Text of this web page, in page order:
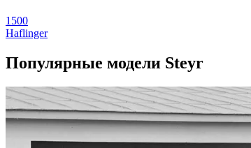
1500
Haflinger
Популярные модели Steyr